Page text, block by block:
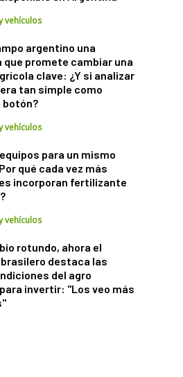
vehículos
argentino una
que promete cambiar una
clave: ¿Y si analizar
tan simple como
botón?
vehículos
para un mismo
qué cada vez más
incorporan fertilizante
vehículos
rotundo, ahora el
destaca las
del agro
invertir: "Los veo más